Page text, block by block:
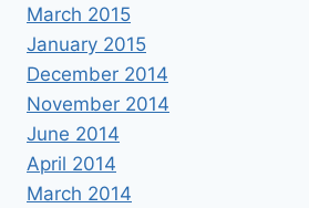
March 2015
January 2015
December 2014
November 2014
June 2014
April 2014
March 2014